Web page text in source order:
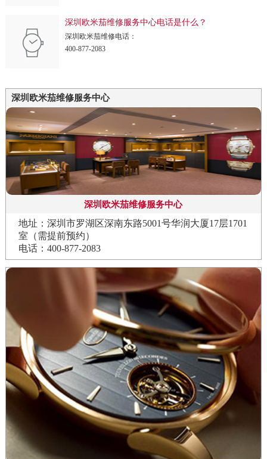
深圳欧米茄维修服务中心电话是什么？
深圳欧米茄维修电话：
400-877-2083
深圳欧米茄维修服务中心
深圳欧米茄维修服务中心
地址：深圳市罗湖区深南东路5001号华润大厦17层1701
室（需提前预约）
电话：400-877-2083